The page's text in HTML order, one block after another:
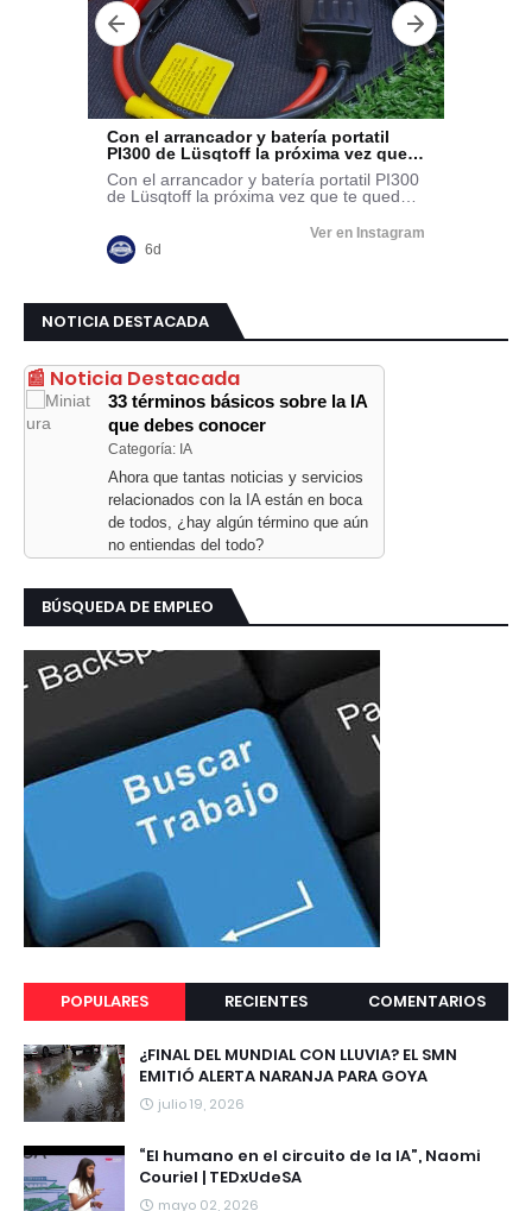
NOTICIA DESTACADA
📰 Noticia Destacada
33 términos básicos sobre la IA
que debes conocer
Categoría: IA
Ahora que tantas noticias y servicios
relacionados con la IA están en boca
de todos, ¿hay algún término que aún
no entiendas del todo?
BÚSQUEDA DE EMPLEO
POPULARES RECIENTES COMENTARIOS
¿FINAL DEL MUNDIAL CON LLUVIA? EL SMN
EMITIÓ ALERTA NARANJA PARA GOYA
julio 19, 2026
“El humano en el circuito de la IA”, Naomi
Couriel | TEDxUdeSA
mayo 02, 2026